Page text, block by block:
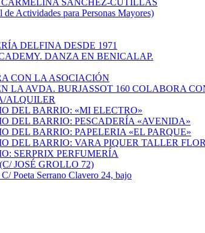
SÁNCHEZ-CUTILLAS
Actividades para Personas Mayores)
DELFINA DESDE 1971
DANZA EN BENICALAP.
CON LA ASOCIACIÓN
LA AVDA. BURJASSOT 160 COLABORA
ALQUILER
DEL BARRIO: «MI ELECTRO»
DEL BARRIO: PESCADERÍA «AVENIDA»
DEL BARRIO: PAPELERIA «EL PARQUE»
DEL BARRIO: VARA PIQUER TALLER
SERPRIX PERFUMERÍA
JOSÉ GROLLO 72)
Poeta Serrano Clavero 24, bajo